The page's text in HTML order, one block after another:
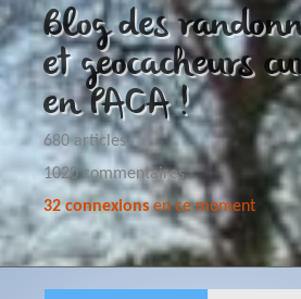
Blog des
et geocacheurs
en PACA !
680 articles
1020 commentaires
32 connexionsen ce moment